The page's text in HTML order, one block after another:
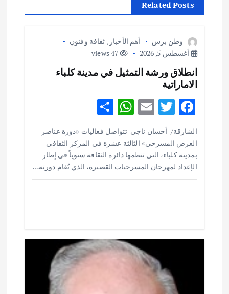
ت
Related Posts
وطن برس أهم الأخبار , ثقافة وفنون
أغسطس 5, 2026
47 views
انطلاق ورشة التمثيل في مدينة كلباء
الاماراتية
F
ac
e
b
o
T
w
it
te
r
E
ai
l
W
h
at
s
A
h
ar
e
الشارقة/ أحسان ناجي تتواصل فعاليات «دورة عناصر
العرض المسرحي» الثالثة عشرة في المركز الثقافي
بمدينة كلباء، التي تنظمها دائرة الثقافة سنوياً في إطار
الإعداد لمهرجان المسرحيات القصيرة، الذي تُقام دورته…